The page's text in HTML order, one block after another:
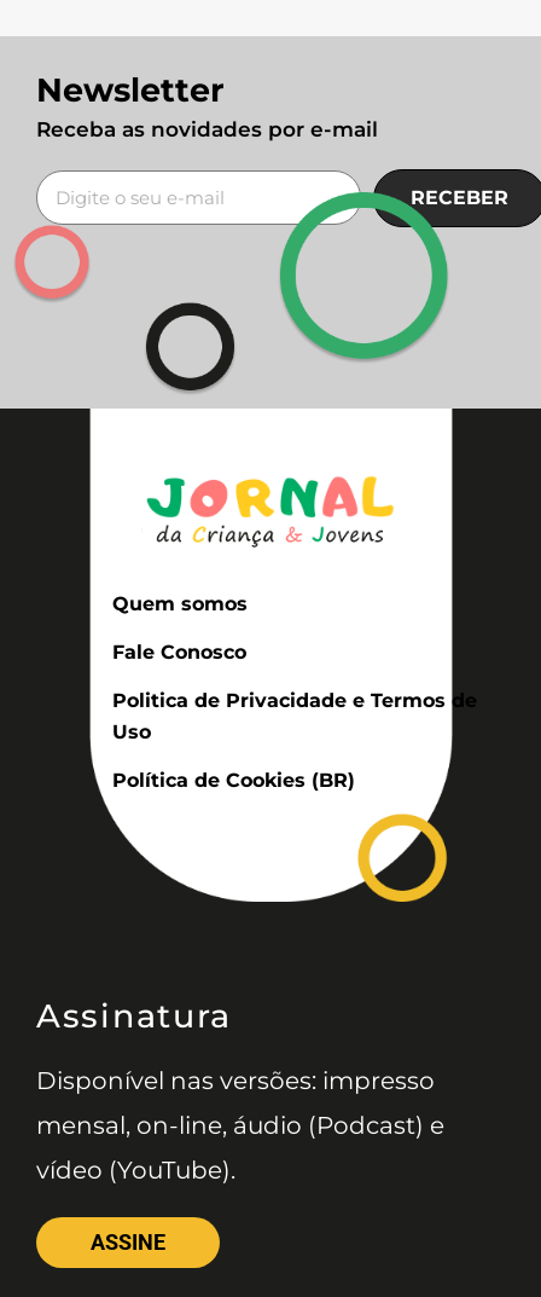
Newsletter
Receba as novidades por e-mail
RECEBER
Quem somos
Fale Conosco
Politica de Privacidade e Termos de
Uso
Política de Cookies (BR)
Assinatura
Disponível nas versões: impresso
mensal, on-line, áudio (Podcast) e
vídeo (YouTube).
ASSINE